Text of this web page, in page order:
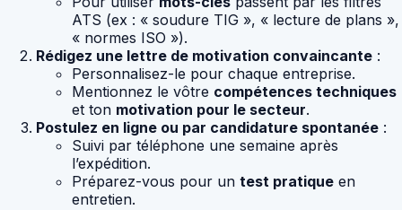
ATS (ex : « soudure TIG », « lecture de plans »,
« normes ISO »).
Rédigez une lettre de motivation convaincante :
Personnalisez-le pour chaque entreprise.
Mentionnez le vôtre compétences techniques
et ton motivation pour le secteur.
Postulez en ligne ou par candidature spontanée :
Suivi par téléphone une semaine après
l’expédition.
Préparez-vous pour un test pratique en
entretien.